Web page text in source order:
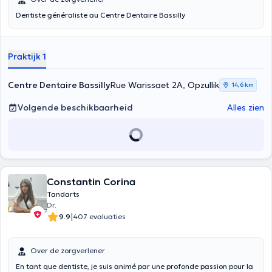
Dentiste généraliste au Centre Dentaire Bassilly
Praktijk 1
Centre Dentaire BassillyRue Warissaet 2A, Opzullik 14,6 km
Volgende beschikbaarheid Alles zien
Constantin Corina
Tandarts
Dr.
9.9|407 evaluaties
Over de zorgverlener
En tant que dentiste, je suis animé par une profonde passion pour la